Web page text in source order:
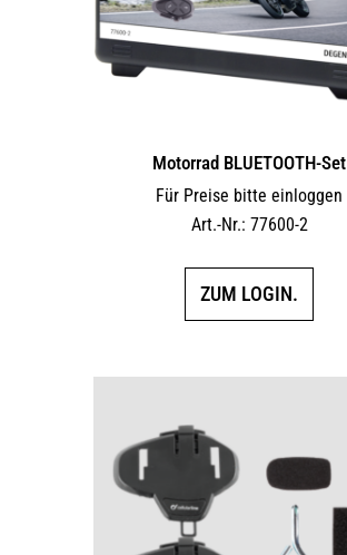
Motorrad BLUETOOTH-Set
Für Preise bitte einloggen
Art.-Nr.: 77600-2
ZUM LOGIN.